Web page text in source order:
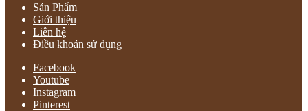
Sản Phẩm
Giới thiệu
Liên hệ
Điều khoản sử dụng
Facebook
Youtube
Instagram
Pinterest